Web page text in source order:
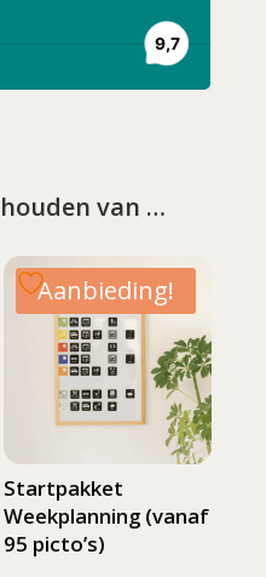
van …
Aanbieding!
Startpakket
Weekplanning (vanaf
95 picto’s)